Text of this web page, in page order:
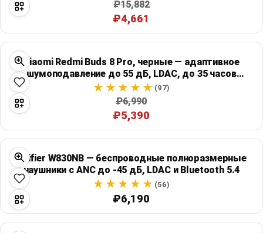
Search
Price Drops
Categories
Brands
Global Price Tracker
Blog
Compare
₽15,882
₽4,661
Xiaomi Redmi Buds 8 Pro, черные — адаптивное
шумоподавление до 55 дБ, LDAC, до 35 часов
работы
(97)
₽6,990
₽5,390
Edifier W830NB — беспроводные полноразмерные
наушники с ANC до -45 дБ, LDAC и Bluetooth 5.4
(56)
₽6,190